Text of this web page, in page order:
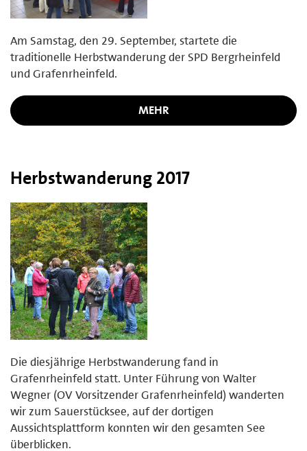
Am Samstag, den 29. September, startete die
traditionelle Herbstwanderung der SPD Bergrheinfeld
und Grafenrheinfeld.
MEHR
Herbstwanderung 2017
Die diesjährige Herbstwanderung fand in
Grafenrheinfeld statt. Unter Führung von Walter
Wegner (OV Vorsitzender Grafenrheinfeld) wanderten
wir zum Sauerstücksee, auf der dortigen
Aussichtsplattform konnten wir den gesamten See
überblicken.